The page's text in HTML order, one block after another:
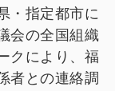
・指定都市に
会の全国組織
クにより、福
者との連絡調